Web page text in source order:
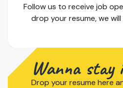
Follow us to receive job
drop your resume, we
Wanna stay
Drop your resume here